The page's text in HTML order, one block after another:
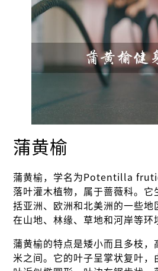
蒲黄榆
蒲黄榆，学名为Potentilla
落叶灌木植物，属于蔷薇科。它
括亚洲、欧洲和北美洲的一些地
在山地、林缘、草地和河岸等环
蒲黄榆的特点是矮小而且多枝，
米之间。它的叶子呈掌状复叶